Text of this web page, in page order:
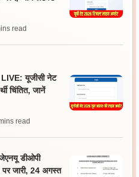
read
यूजीसी नेट
चिंतित, जानें
read
डीओपी
जारी, 24 अगस्त